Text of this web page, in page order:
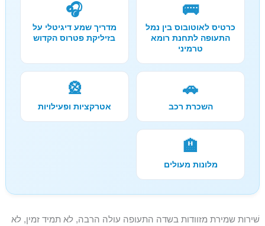
🚌
כרטיס לאוטובוס בין נמל
התעופה לתחנת רומא
טרמיני
🎧
מדריך שמע דיגיטלי על
בזיליקת פטרוס הקדוש
🚗
השכרת רכב
🎡
אטרקציות ופעילויות
🏨
מלונות מעולים
שׁירות שמירת מזוודות בשדה התעופה עולה הרבה, לא תמיד זמין, לא